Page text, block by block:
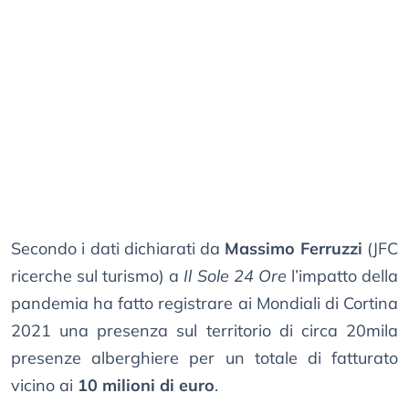
Secondo i dati dichiarati da Massimo Ferruzzi (JFC
ricerche sul turismo) a Il Sole 24 Ore l’impatto della
pandemia ha fatto registrare ai Mondiali di Cortina
2021 una presenza sul territorio di circa 20mila
presenze alberghiere per un totale di fatturato
vicino ai 10 milioni di euro.